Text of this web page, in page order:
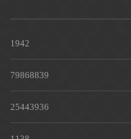
1942
79868839
25443936